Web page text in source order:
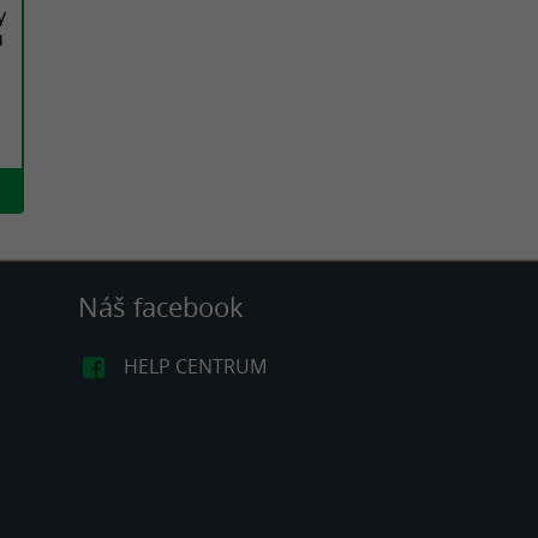
Náš facebook
HELP CENTRUM